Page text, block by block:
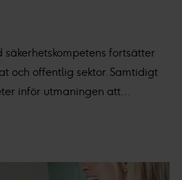
fortsätter
och offentlig sektor. Samtidigt
inför utmaningen att...